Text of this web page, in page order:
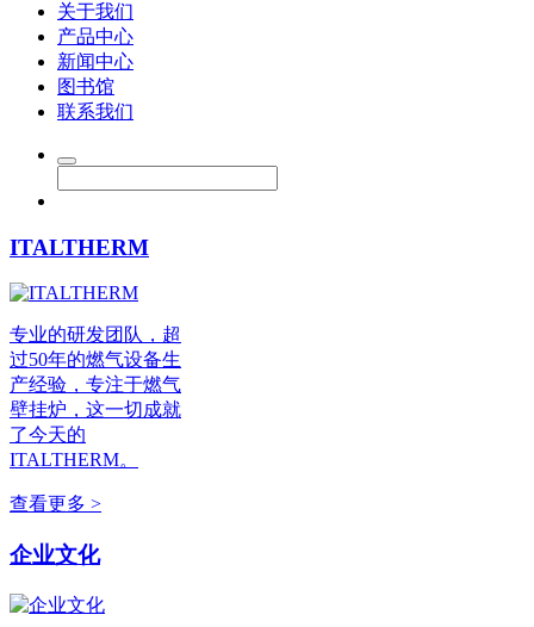
关于我们
产品中心
新闻中心
图书馆
联系我们
ITALTHERM
专业的研发团队，超
过50年的燃气设备生
产经验，专注于燃气
壁挂炉，这一切成就
了今天的
ITALTHERM。
查看更多 >
企业文化